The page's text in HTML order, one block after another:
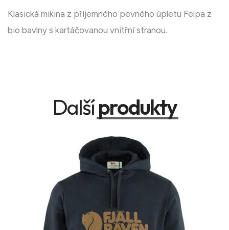
Klasická mikina z příjemného pevného úpletu Felpa z
bio bavlny s kartáčovanou vnitřní stranou.
Dalšíprodukty